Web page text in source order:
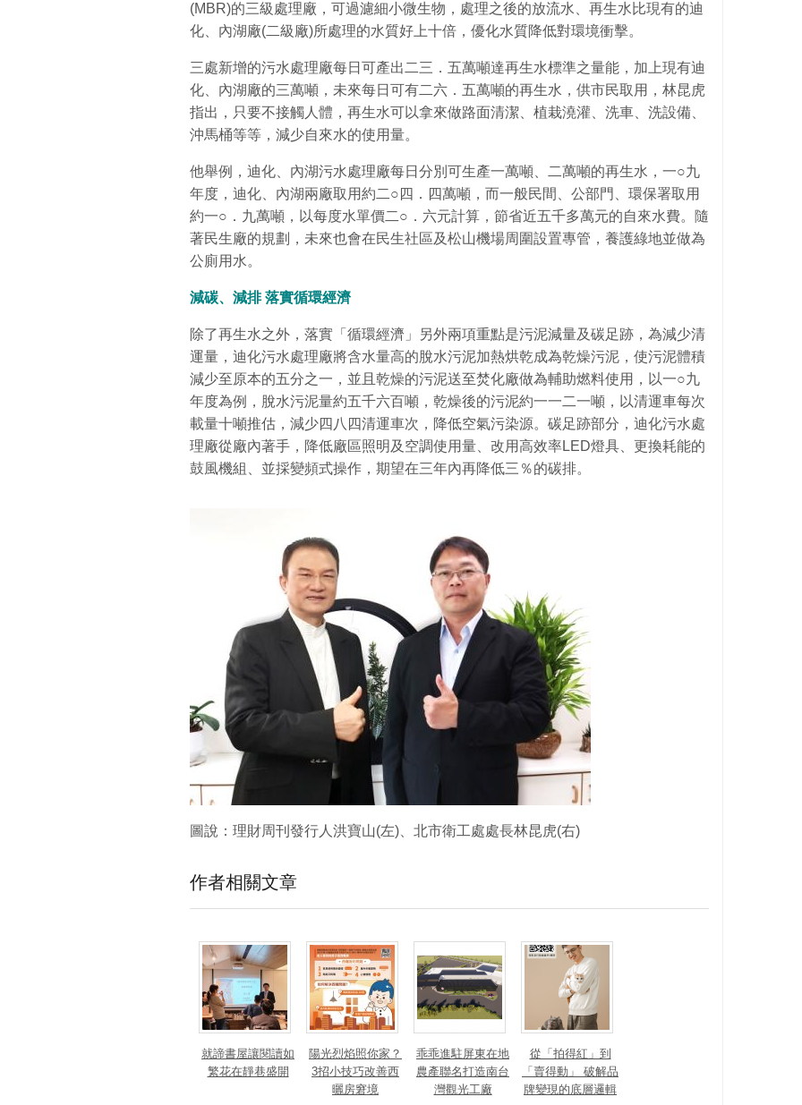
(MBR)的三級處理廠，可過濾細小微生物，處理之後的放流水、再生水比現有的迪
化、內湖廠(二級廠)所處理的水質好上十倍，優化水質降低對環境衝擊。
三處新增的污水處理廠每日可產出二三．五萬噸達再生水標準之量能，加上現有迪
化、內湖廠的三萬噸，未來每日可有二六．五萬噸的再生水，供市民取用，林昆虎
指出，只要不接觸人體，再生水可以拿來做路面清潔、植栽澆灌、洗車、洗設備、
沖馬桶等等，減少自來水的使用量。
他舉例，迪化、內湖污水處理廠每日分別可生產一萬噸、二萬噸的再生水，一○九
年度，迪化、內湖兩廠取用約二○四．四萬噸，而一般民間、公部門、環保署取用
約一○．九萬噸，以每度水單價二○．六元計算，節省近五千多萬元的自來水費。隨
著民生廠的規劃，未來也會在民生社區及松山機場周圍設置專管，養護綠地並做為
公廁用水。
減碳、減排落實循環經濟
除了再生水之外，落實「循環經濟」另外兩項重點是污泥減量及碳足跡，為減少清
運量，迪化污水處理廠將含水量高的脫水污泥加熱烘乾成為乾燥污泥，使污泥體積
減少至原本的五分之一，並且乾燥的污泥送至焚化廠做為輔助燃料使用，以一○九
年度為例，脫水污泥量約五千六百噸，乾燥後的污泥約一一二一噸，以清運車每次
載量十噸推估，減少四八四清運車次，降低空氣污染源。碳足跡部分，迪化污水處
理廠從廠內著手，降低廠區照明及空調使用量、改用高效率LED燈具、更換耗能的
鼓風機組、並採變頻式操作，期望在三年內再降低三％的碳排。
圖說：理財周刊發行人洪寶山(左)、北市衛工處處長林昆虎(右)
作者相關文章
就諦書屋讓閱讀如
繁花在靜巷盛開
陽光烈焰照你家？
3招小技巧改善西
曬房窘境
乖乖進駐屏東在地
農產聯名打造南台
灣觀光工廠
從「拍得紅」到
「賣得動」 破解品
牌變現的底層邏輯